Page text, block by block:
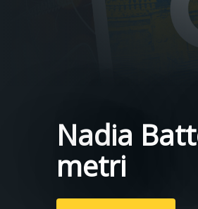
Nadia
metri